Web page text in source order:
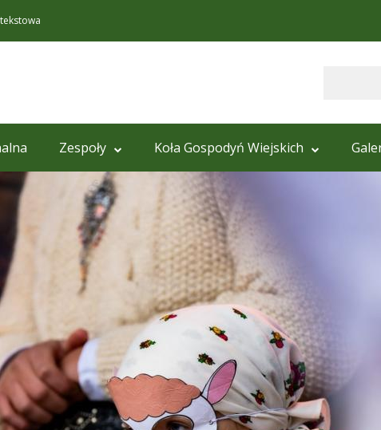
Zespoły Koła Gospodyń Wiejskich